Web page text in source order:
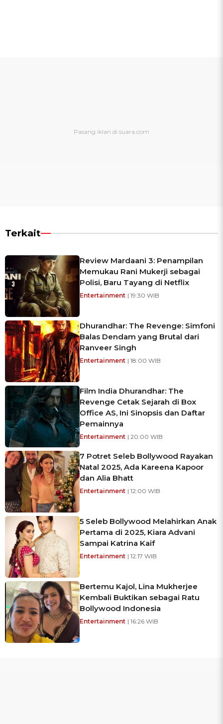
Terkait
Review Mardaani 3: Penampilan
Memukau Rani Mukerji sebagai
Polisi, Baru Tayang di Netflix
Entertainment | 19:30 WIB
Dhurandhar: The Revenge: Simfoni
Balas Dendam yang Brutal dari
Ranveer Singh
Entertainment | 18:00 WIB
Film India Dhurandhar: The
Revenge Cetak Sejarah di Box
Office AS, Ini Sinopsis dan Daftar
Pemainnya
Entertainment | 20:00 WIB
7 Potret Seleb Bollywood Rayakan
Natal 2025, Ada Kareena Kapoor
dan Alia Bhatt
Entertainment | 12:00 WIB
5 Seleb Bollywood Melahirkan Anak
Pertama di 2025, Kiara Advani
Sampai Katrina Kaif
Entertainment | 12:17 WIB
Bertemu Kajol, Lina Mukherjee
Kembali Buktikan sebagai Ratu
Bollywood Indonesia
Entertainment | 16:26 WIB